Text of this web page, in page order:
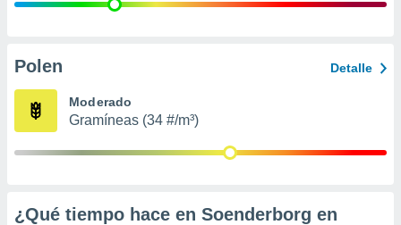
e
publicidad
Polen Detalle
Moderado
Gramíneas (34 #/m³)
¿Qué tiempo hace en Soenderborg en